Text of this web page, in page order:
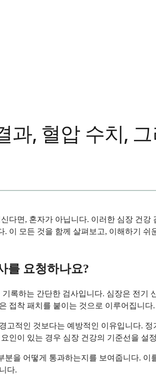
과, 혈압 수치,
다면, 혼자가 아닙니다. 이러한 심장 건
이 모든 것을 함께 살펴보고, 이해하기
를 요청하나요?
록하는 간단한 검사입니다. 심장은 전기
접착 패치를 붙이는 것으로 이루어집니다.
적인 것보다는 예방적인 이유입니다.
인이 있는 경우 심장 건강의 기준선을 설
을 어떻게 통과하는지를 보여줍니다.
다.